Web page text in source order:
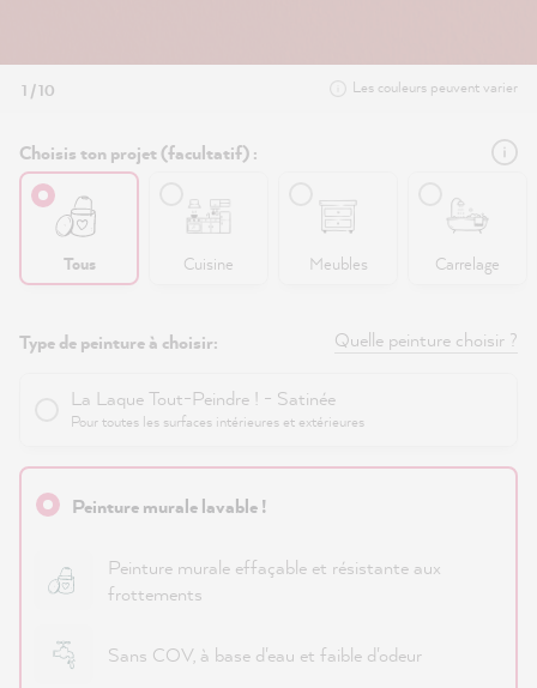
1 / 10 Les couleurs peuvent varier
Choisis ton projet (facultatif) :
Tous Cuisine Meubles Carrelage
Type de peinture à choisir: Quelle peinture choisir ?
La Laque Tout-Peindre ! - Satinée
Pour toutes les surfaces intérieures et extérieures
Peinture murale lavable !
Peinture murale effaçable et résistante aux
frottements
Sans COV, à base d'eau et faible d'odeur